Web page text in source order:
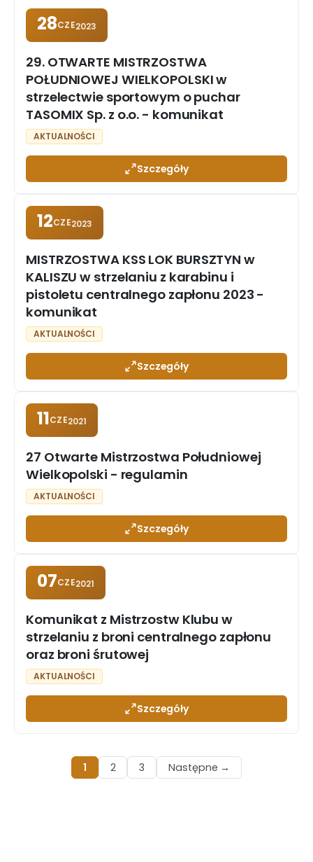
28CZE2023
29. OTWARTE MISTRZOSTWA
POŁUDNIOWEJ WIELKOPOLSKI w
strzelectwie sportowym o puchar
TASOMIX Sp. z o.o. - komunikat
AKTUALNOŚCI
Szczegóły
12CZE2023
MISTRZOSTWA KSS LOK BURSZTYN w
KALISZU w strzelaniu z karabinu i
pistoletu centralnego zapłonu 2023 -
komunikat
AKTUALNOŚCI
Szczegóły
11CZE2021
27 Otwarte Mistrzostwa Południowej
Wielkopolski - regulamin
AKTUALNOŚCI
Szczegóły
07CZE2021
Komunikat z Mistrzostw Klubu w
strzelaniu z broni centralnego zapłonu
oraz broni śrutowej
AKTUALNOŚCI
Szczegóły
1 2 3 Następne →